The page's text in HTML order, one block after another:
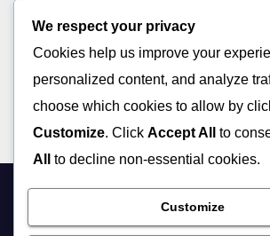
Podcasts De
Vanguardistas,
Útiles
We respect your privacy
Cookies help us improve your
personalized content, and analyze
choose which cookies to allow by
Customize. Click Accept All to
All
to decline non-essential cookies.
Customize